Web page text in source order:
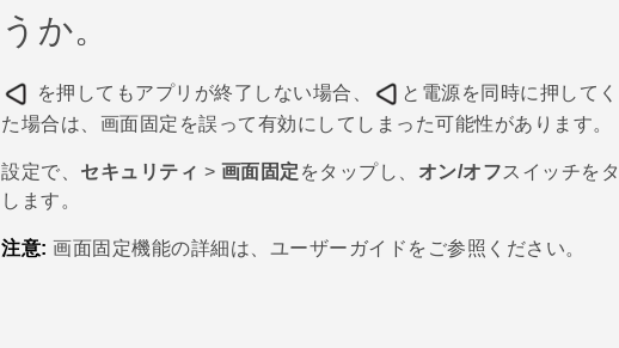
うか。
を押してもアプリが終了しない場合、 と 電源を同時に押して
た場合は、画面固定を誤って有効にしてしまった可能性があります。
設定で、 セキュリティ > 画面固定 をタップし、 オン/オフスイッチを
します。
注意: 画面固定機能の詳細は、ユーザーガイドをご参照ください。